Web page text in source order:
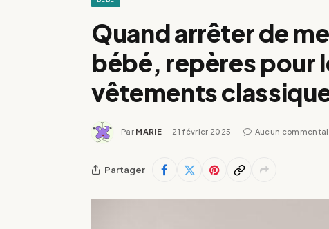
Quand arrêter de
bébé, repères pour
vêtements
Par MARIE 21 février 2025 Aucun
Partager